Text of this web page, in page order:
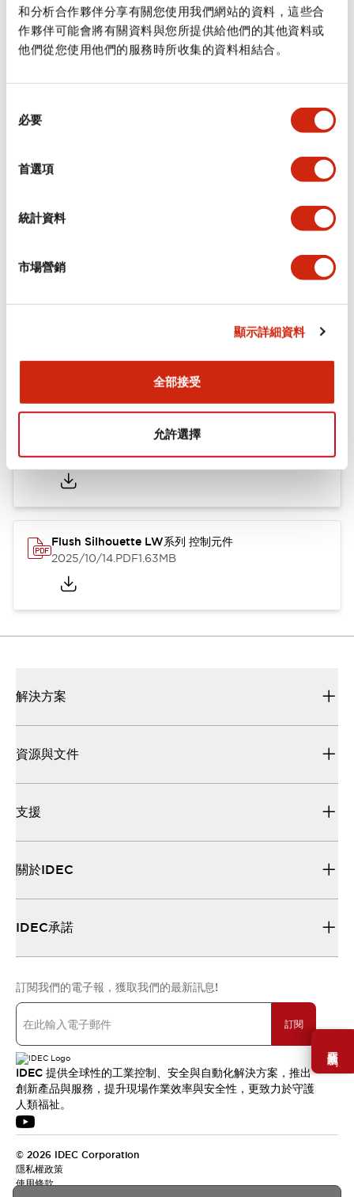
和分析合作夥伴分享有關您使用我們網站的資料，這些合
作夥伴可能會將有關資料與您所提供給他們的其他資料或
他們從您使用他們的服務時所收集的資料相結合。
必要
首選項
統計資料
市場營銷
顯示詳細資料
全部接受
允許選擇
需要幫助嗎？
規格 顯示全部
審美規範
安裝和安裝規範
認證與標準
Flush Silhouette LW系列 控制元件 (英文版)
2025/09/19.PDF1.23MB
Flush Silhouette LW系列 控制元件
2025/10/14.PDF1.63MB
解決方案
資源與文件
支援
關於IDEC
IDEC承諾
訂閱我們的電子報，獲取我們的最新訊息!
訂閱
IDEC 提供全球性的工業控制、安全與自動化解決方案，推出
創新產品與服務，提升現場作業效率與安全性，更致力於守護
人類福祉。
© 2026 IDEC Corporation
隱私權政策
使用條款